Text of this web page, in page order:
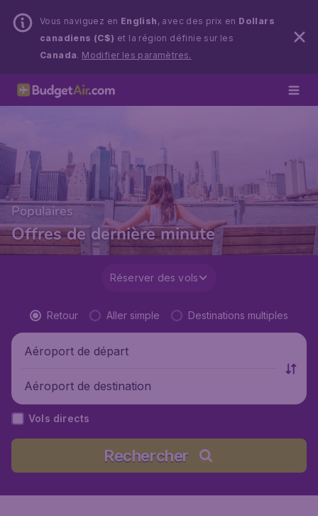
Vous naviguez en English , avec des prix en Dollars
canadiens (C$) et la région définie sur les
Canada. Modifier les paramètres.
Populaires
Offres de dernière minute
Réserver des vols
Retour Aller simple Destinations multiples
Aéroport de départ
Aéroport de destination
Vols directs
Rechercher